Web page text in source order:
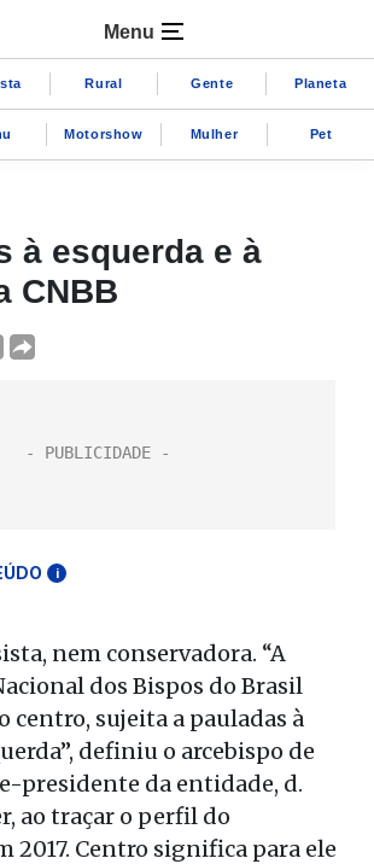
Menu
Rural Gente Planeta
Motorshow Mulher Pet
à esquerda e à
CNBB
i
nem conservadora. “A
dos Bispos do Brasil
centro, sujeita a pauladas à
definiu o arcebispo de
presidente da entidade, d.
ao traçar o perfil do
2017. Centro significa para ele